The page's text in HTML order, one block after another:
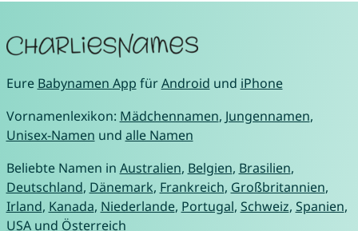
Eure Babynamen App fürAndroid und iPhone
Vornamenlexikon: Mädchennamen, Jungennamen,
Unisex-Namen und alle Namen
Beliebte Namen in Australien, Belgien, Brasilien,
Deutschland, Dänemark, Frankreich, Großbritannien,
Irland, Kanada, Niederlande, Portugal, Schweiz, Spanien,
USAund Österreich